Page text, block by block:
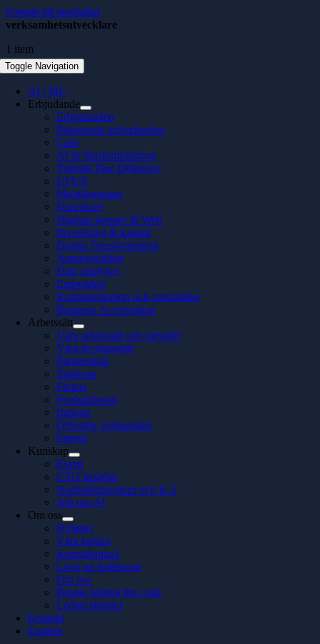
Fortsätt till innehållet
Toggle Navigation
AI / ML
Erbjudande
Erbjudanden
Paketerade erbjudanden
Case
AI & Maskininlärning
Teknisk Due Diligence
UI/UX
Molnlösningar
Nearshore
Digitala tjänster & Web
Investering & kapital
Digital Transformation
Apputveckling
Data analytics
Embedded
Kommunikation och varumärke
Business Acceleration
Arbetssätt
Våra arbetssätt och metoder
Våra leveranssätt
Partnerskap
Telekom
Finans
Produktbolag
Industri
Offentlig verksamhet
Energi
Kunskap
Event
CTO Insights
Nedladdningsbart och In 5
Allt om AI
Om oss
Nyheter
Våra kontor
Konsultquizet
Livet på Softhouse
Om oss
People behind the code
Lediga tjänster
Kontakt
English
verksamhetsutvecklare
1 item